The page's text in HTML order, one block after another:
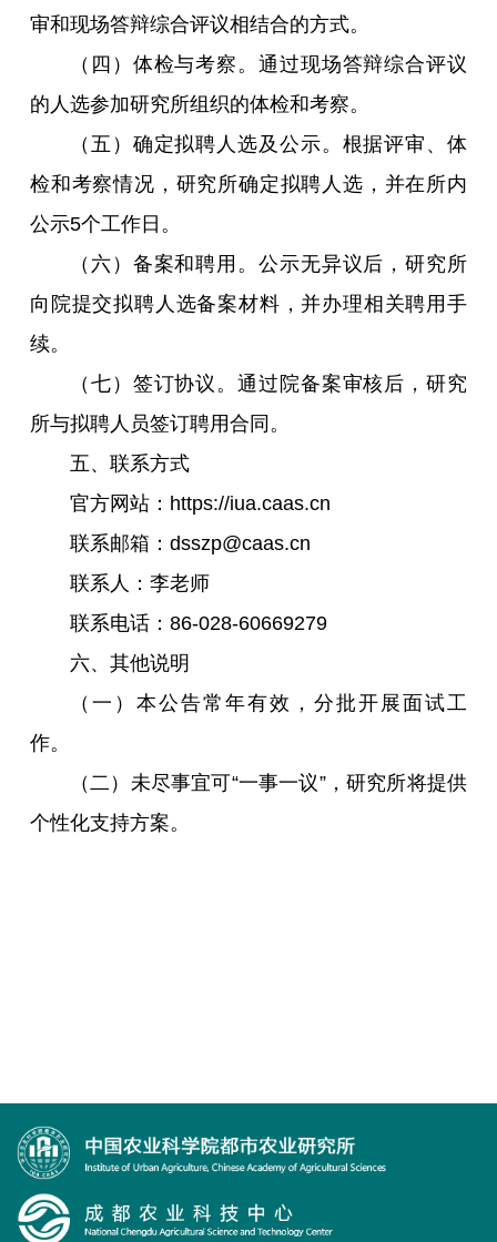
审和现场答辩综合评议相结合的方式。
（四）体检与考察。通过现场答辩综合评议
的人选参加研究所组织的体检和考察。
（五）确定拟聘人选及公示。根据评审、体
检和考察情况，研究所确定拟聘人选，并在所内
公示5个工作日。
（六）备案和聘用。公示无异议后，研究所
向院提交拟聘人选备案材料，并办理相关聘用手
续。
（七）签订协议。通过院备案审核后，研究
所与拟聘人员签订聘用合同。
五、联系方式
官方网站：https://iua.caas.cn
联系邮箱：dsszp@caas.cn
联系人：李老师
联系电话：86-028-60669279
六、其他说明
（一）本公告常年有效，分批开展面试工
作。
（二）未尽事宜可“一事一议”，研究所将提供
个性化支持方案。